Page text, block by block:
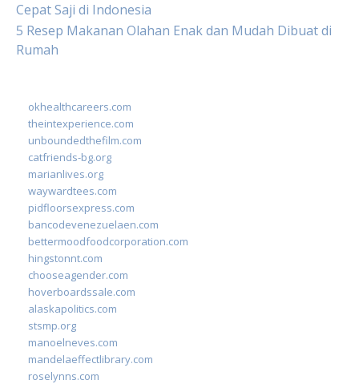
Cepat Saji di Indonesia
5 Resep Makanan Olahan Enak dan Mudah Dibuat di
Rumah
okhealthcareers.com
theintexperience.com
unboundedthefilm.com
catfriends-bg.org
marianlives.org
waywardtees.com
pidfloorsexpress.com
bancodevenezuelaen.com
bettermoodfoodcorporation.com
hingstonnt.com
chooseagender.com
hoverboardssale.com
alaskapolitics.com
stsmp.org
manoelneves.com
mandelaeffectlibrary.com
roselynns.com